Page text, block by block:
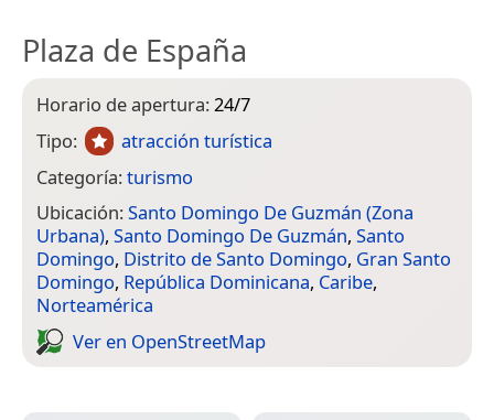
Plaza de España
Horario de apertura:24/7
Tipo:
atracción turística
Categoría:turismo
Ubicación:Santo Domingo De Guzmán (Zona
Urbana), Santo Domingo De Guzmán, Santo
Domingo, Distrito de Santo Domingo, Gran Santo
Domingo, República Dominicana, Caribe,
Norteamérica
Ver en Open­Street­Map